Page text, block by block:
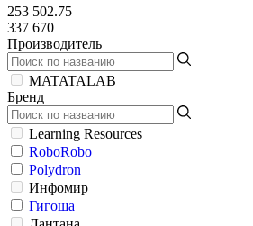
253 502.75
337 670
Производитель
MATATALAB
Бренд
Learning Resources
RoboRobo
Polydron
Инфомир
Гигоша